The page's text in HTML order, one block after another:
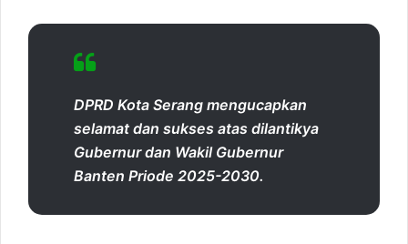
DPRD Kota Serang mengucapkan
selamat dan sukses atas dilantikya
Gubernur dan Wakil Gubernur
Banten Priode 2025-2030.